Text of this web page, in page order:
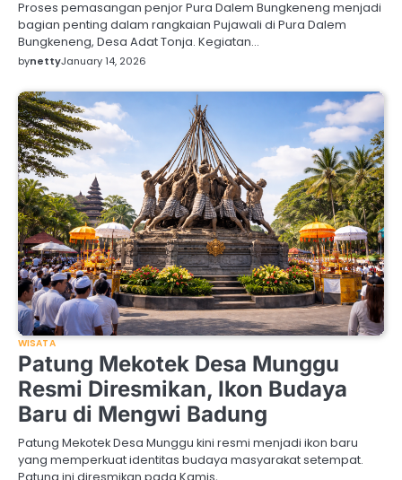
Proses pemasangan penjor Pura Dalem Bungkeneng menjadi
bagian penting dalam rangkaian Pujawali di Pura Dalem
Bungkeneng, Desa Adat Tonja. Kegiatan…
bynettyJanuary 14, 2026
WISATA
Patung Mekotek Desa Munggu
Resmi Diresmikan, Ikon Budaya
Baru di Mengwi Badung
Patung Mekotek Desa Munggu kini resmi menjadi ikon baru
yang memperkuat identitas budaya masyarakat setempat.
Patung ini diresmikan pada Kamis,…